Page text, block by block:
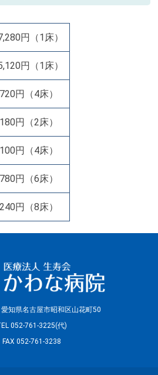
円（1床）
円（1床）
円（4床）
円（2床）
円（4床）
円（6床）
円（8床）
知県名古屋市昭和区山花町50
052-761-3225(代)
FAX 052-761-3238